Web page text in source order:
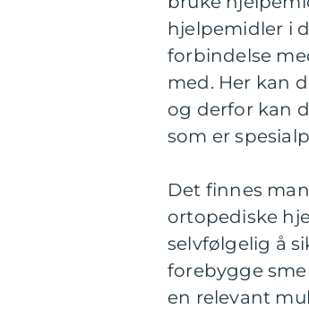
hjelpemidler i
forbindelse
med. Her kan
og derfor kan
som er
Det finnes
ortopediske
selvfølgelig å
forebygge
en relevant